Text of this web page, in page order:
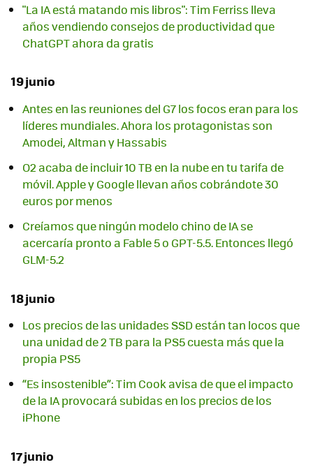
"La IA está matando mis libros": Tim Ferriss lleva
años vendiendo consejos de productividad que
ChatGPT ahora da gratis
19 junio
Antes en las reuniones del G7 los focos eran para los
líderes mundiales. Ahora los protagonistas son
Amodei, Altman y Hassabis
O2 acaba de incluir 10 TB en la nube en tu tarifa de
móvil. Apple y Google llevan años cobrándote 30
euros por menos
Creíamos que ningún modelo chino de IA se
acercaría pronto a Fable 5 o GPT-5.5. Entonces llegó
GLM-5.2
18 junio
Los precios de las unidades SSD están tan locos que
una unidad de 2 TB para la PS5 cuesta más que la
propia PS5
“Es insostenible”: Tim Cook avisa de que el impacto
de la IA provocará subidas en los precios de los
iPhone
17 junio